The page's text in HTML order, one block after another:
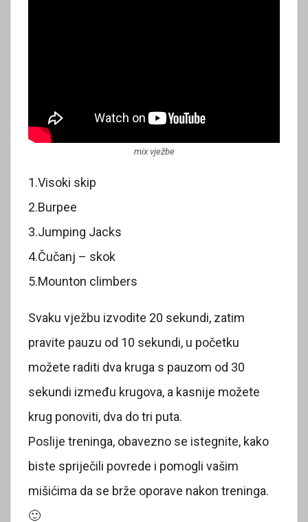
mix vježbe
1.Visoki skip
2.Burpee
3.Jumping Jacks
4.Čučanj – skok
5.Mounton climbers
Svaku vježbu izvodite 20 sekundi, zatim
pravite pauzu od 10 sekundi, u početku
možete raditi dva kruga s pauzom od 30
sekundi između krugova, a kasnije možete
krug ponoviti, dva do tri puta.
Poslije treninga, obavezno se istegnite, kako
biste spriječili povrede i pomogli vašim
mišićima da se brže oporave nakon treninga.
🙂